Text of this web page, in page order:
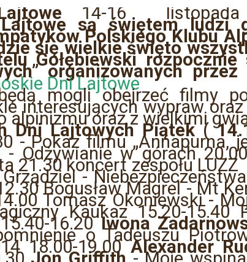
14-16 listopada
są świętem ludzi
Polskiego Klubu
się wielkieświęto
Gołębiewski rozpocznie
” organizowanych
mogli obejrzeć filmy
interesujących wypraw
alpinizmu oraz z wielkimi
Dni Lajtowych Piątek (
- Pokaz filmu „Annapurna,
- Odżywianie w górach
21.30 koncert zespołu LUZZ
-
Bogusław Magrel - Mt
Tomasz Okoniewski -
Kaukaz 15.20-15.40
16.20Iwona
o Tadeuszu
18.00-19.00Alexander